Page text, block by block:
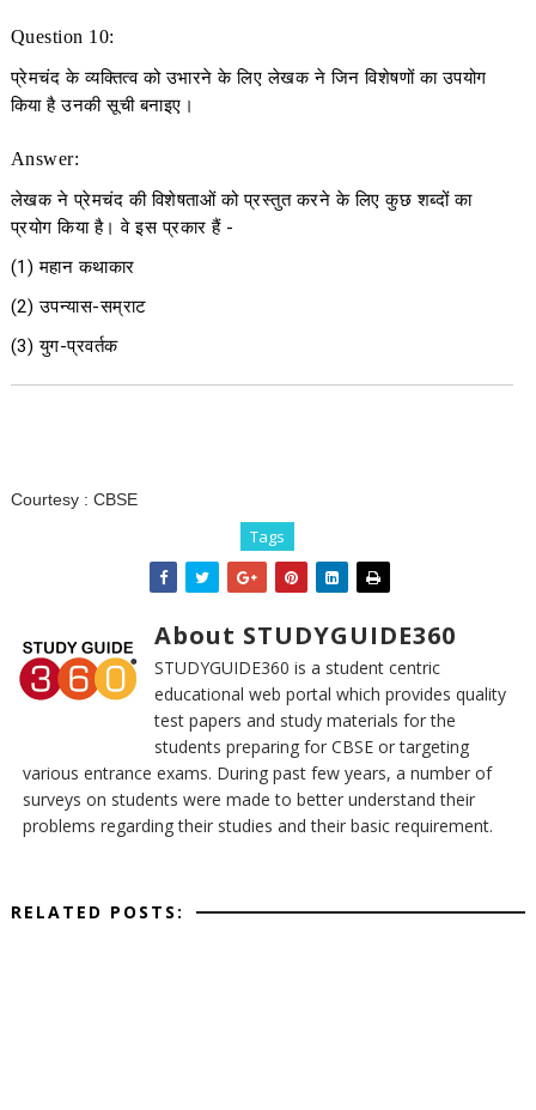
Question 10:
प्रेमचंद के व्यक्तित्व को उभारने के लिए लेखक ने जिन विशेषणों का उपयोग
किया है उनकी सूची बनाइए।
Answer:
लेखक ने प्रेमचंद की विशेषताओं को प्रस्तुत करने के लिए कुछ शब्दों का
प्रयोग किया है। वे इस प्रकार हैं -
(1) महान कथाकार
(2) उपन्यास-सम्राट
(3) युग-प्रवर्तक
Courtesy : CBSE
Tags
About STUDYGUIDE360
STUDYGUIDE360 is a student centric
educational web portal which provides quality
test papers and study materials for the
students preparing for CBSE or targeting
various entrance exams. During past few years, a number of
surveys on students were made to better understand their
problems regarding their studies and their basic requirement.
RELATED POSTS: